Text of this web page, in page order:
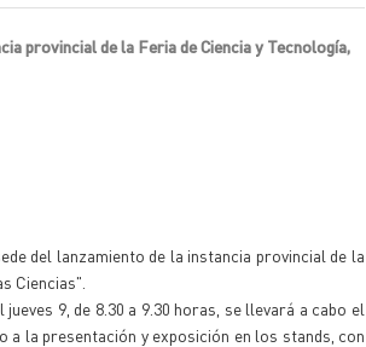
provincial de la Feria de Ciencia y Tecnología,
del lanzamiento de la instancia provincial de la
Ciencias".
9, de 8.30 a 9.30 horas, se llevará a cabo el
a la presentación y exposición en los stands, con